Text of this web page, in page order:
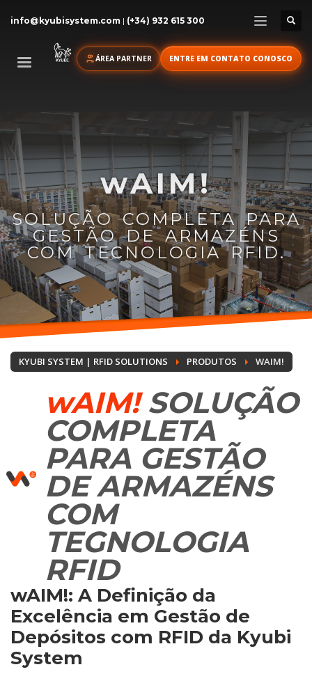
info@kyubisystem.com | (+34) 932 615 300
ÁREA PARTNER ENTRE EM CONTATO CONOSCO
wAIM!
SOLUÇÃO COMPLETA PARA
GESTÃO DE ARMAZÉNS
COM TECNOLOGIA RFID.
KYUBI SYSTEM | RFID SOLUTIONS PRODUTOS WAIM!
wAIM! SOLUÇÃO
COMPLETA
PARA GESTÃO
DE ARMAZÉNS
COM
TEGNOLOGIA
RFID
wAIM!: A Definição da
Excelência em Gestão de
Depósitos com RFID da Kyubi
System